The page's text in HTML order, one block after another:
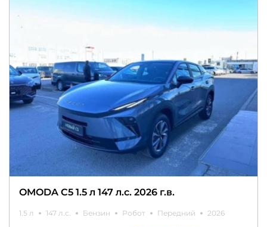
OMODA C5 1.5 л 147 л.с. 2026 г.в.
1.5 л 147 л.с. Бензин Робот Передний 2026